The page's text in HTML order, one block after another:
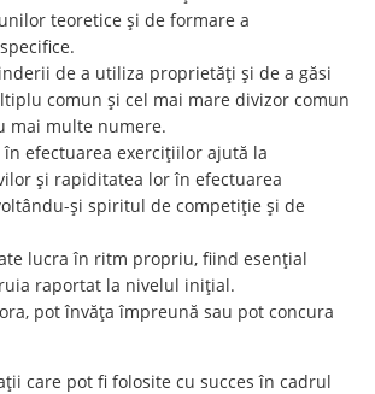
teoretice și de formare a
de a utiliza proprietăți și de a găsi
comun şi cel mai mare divizor comun
mai multe numere.
în efectuarea exerciţiilor ajută la
şi rapiditatea lor în efectuarea
și spiritul de competiție și de
lucra în ritm propriu, fiind esenţial
raportat la nivelul inițial.
pot învăța împreună sau pot concura
care pot fi folosite cu succes în cadrul